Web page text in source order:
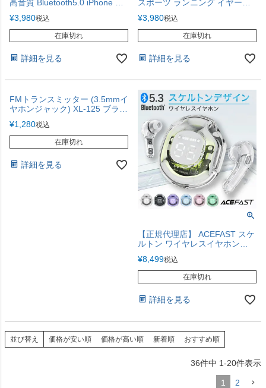
高音質 Bluetooth5.0 iPhone 自
トゥース スマホ 便利 マイク 軽
量 ブランド 再生 海外
Cellularline
¥3,980税込
在庫切れ
詳細を見る
スポーツ ランニング イヤーフ
充電 イヤホンケース 通話 防水
高音質 ブルートゥース マイク
付き V4.1 ブランド 海外
¥3,980税込
在庫切れ
詳細を見る
FMトランスミッター (3.5mmイ
ヤホンジャック) XL-125 ブラッ
¥1,280税込
在庫切れ
詳細を見る
【正規代理店】 ACEFAST スケ
ルトン ワイヤレスイヤホン
ン 【透明のワイヤレスイヤホ
ン】
¥8,499税込
在庫切れ
詳細を見る
並び替え 価格が安い順 価格が高い順 新着順 おすすめ順
36件中 1-20件表示
1 2